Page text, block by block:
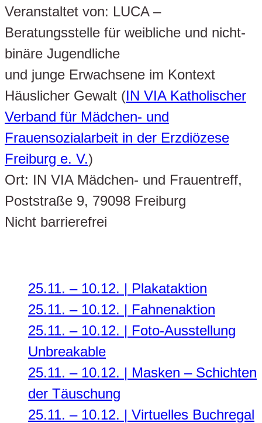
Veranstaltet von: LUCA –
Beratungsstelle für weibliche und nicht-
binäre Jugendliche
und junge Erwachsene im Kontext
Häuslicher Gewalt (IN VIA Katholischer
Verband für Mädchen- und
Frauensozialarbeit in der Erzdiözese
Freiburg e. V.)
Ort: IN VIA Mädchen- und Frauentreff,
Poststraße 9, 79098 Freiburg
Nicht barrierefrei
25.11. – 10.12. | Plakataktion
25.11. – 10.12. | Fahnenaktion
25.11. – 10.12. | Foto-Ausstellung
Unbreakable
25.11. – 10.12. | Masken – Schichten
der Täuschung
25.11. – 10.12. | Virtuelles Buchregal